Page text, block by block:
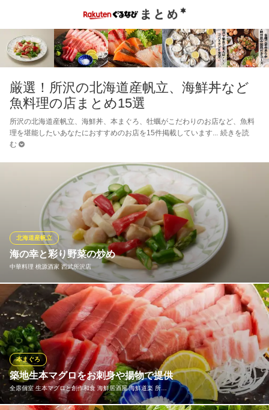
厳選！所沢の北海道産帆立、海鮮丼など
魚料理の店まとめ15選
所沢の北海道産帆立、海鮮丼、本まぐろ、牡蠣がこだわりのお店など、魚料
理を堪能したいあなたにおすすめのお店を15件掲載しています
続きを読
む
海の幸と彩り野菜の炒め
中華料理 桃源酒家 西武所沢店
北海道産帆立
北海道産の生食用帆立や生食用アオリイカと季節色々野菜の塩さ
っぱり炒めた逸品です
中華料理 桃源酒家 西武所沢店
本格中華料理
西武新宿線所沢駅 徒歩2分
埼玉県所沢市日吉町12-1 西武所沢S.C.8F
築地生本マグロをお刺身や揚物で提供
全席個室 生本マグロと創作和食 海鮮居酒屋 海鮮道楽 所…
本まぐろ